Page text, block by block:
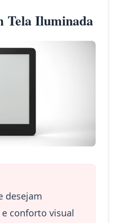
Tela Iluminada
desejam
conforto visual